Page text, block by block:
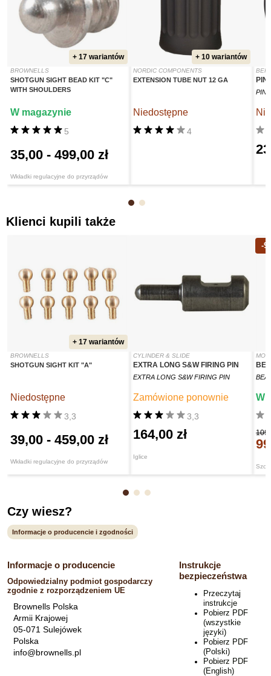
+ 17 wariantów
BROWNELLS
SHOTGUN SIGHT BEAD KIT "C"
WITH SHOULDERS
Wkładki regulacyjne do przyrządów
5
W magazynie
35,00 - 499,00 zł
+ 10 wariantów
NORDIC COMPONENTS
EXTENSION TUBE NUT 12 GA
4
Niedostępne
PIN
PIN
Klienci kupili także
+ 17 wariantów
BROWNELLS
SHOTGUN SIGHT KIT "A"
Wkładki regulacyjne do przyrządów
3,3
Niedostępne
39,00 - 459,00 zł
CYLINDER & SLIDE
EXTRA LONG S&W FIRING PIN
EXTRA LONG S&W FIRING PIN
Iglice
3,3
Zamówione ponownie
164,00 zł
-9
W
Czy wiesz?
Informacje o producencie i zgodności
Informacje o producencie
Odpowiedzialny podmiot gospodarczy
zgodnie z rozporządzeniem UE
Brownells Polska
Armii Krajowej
05-071 Sulejówek
Polska
info@brownells.pl
Instrukcje
bezpieczeństwa
Przeczytaj
instrukcje
Pobierz PDF
(wszystkie
języki)
Pobierz PDF
(Polski)
Pobierz PDF
(English)